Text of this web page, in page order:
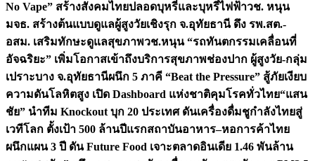
No Vape” สร้างสังคมไทยปลอดบุหรี่และบุหรี่ไฟฟ้าวช. หนุน
มจธ. สร้างต้นแบบดูแลผู้สูงวัยเชิงรุก จ.อุทัยธานี ดึง รพ.สต.-
อสม. เสริมทักษะดูแลสุขภาพวช.หนุน “รถทันตกรรมเคลื่อนที่
อัจฉริยะ” เพิ่มโอกาสเข้าถึงบริการสุขภาพช่องปาก ผู้สูงวัย-กลุ่ม
เปราะบาง จ.อุทัยธานีผนึก 5 ภาคี “Beat the Pressure” สู้ภัยเงียบ
ความดันโลหิตสูง เปิด Dashboard แห่งชาติคุมโรคทั่วไทย“แสน
ชัย” นำทีม Knockout บุก 20 ประเทศ ดันเครื่องดื่มชูกำลังไทยสู่
เวทีโลก ตั้งเป้า 500 ล้านปีแรกสถาบันอาหาร–หอการค้าไทย
ผนึกแผน 3 ปี ดัน Future Food เจาะตลาดอินเดีย 1.46 พันล้าน